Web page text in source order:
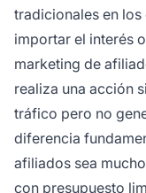
tradicionales en
importar el interés
marketing de
realiza una acción
tráfico pero no
diferencia
afiliados sea
con presupuesto